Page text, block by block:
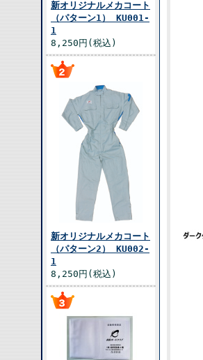
新オリジナルメカコート
（パターン1） KU001-
1
8,250円(税込)
新オリジナルメカコート
（パターン2） KU002-
1
8,250円(税込)